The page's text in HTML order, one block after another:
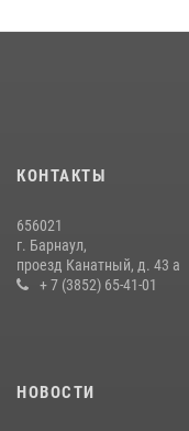
КОНТАКТЫ
656021
г. Барнаул,
проезд Канатный, д. 43 а
+ 7 (3852) 65-41-01
НОВОСТИ